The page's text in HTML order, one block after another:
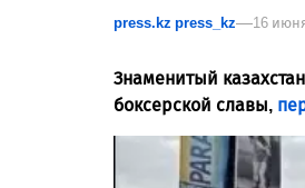
press.kz press_kz 16
Знаменитый
боксерской славы,